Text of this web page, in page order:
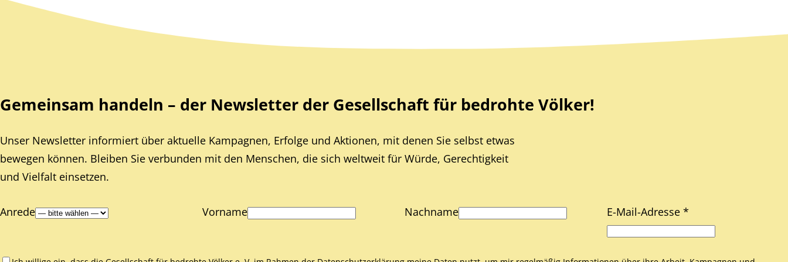
Zurück zum Hauptinhalt
Zurück zur Navigation
Gemeinsam handeln – der Newsletter der Gesellschaft für bedrohte Völker!
Unser Newsletter informiert über aktuelle Kampagnen, Erfolge und Aktionen, mit denen Sie selbst etwas
bewegen können. Bleiben Sie verbunden mit den Menschen, die sich weltweit für Würde, Gerechtigkeit
und Vielfalt einsetzen.
Anrede Vorname Nachname E-Mail-Adresse *